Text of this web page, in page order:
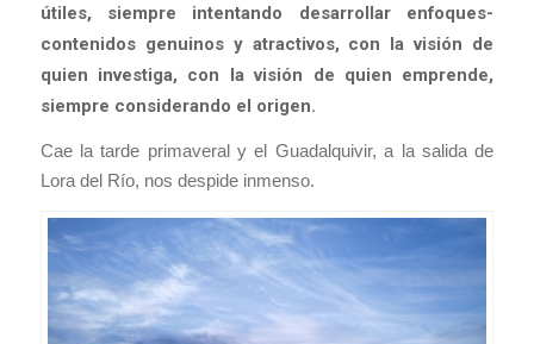
útiles, siempre intentando desarrollar enfoques-
contenidos genuinos y atractivos, con la visión de
quien investiga, con la visión de quien emprende,
siempre considerando el origen.
Cae la tarde primaveral y el Guadalquivir, a la salida de
Lora del Río, nos despide inmenso.